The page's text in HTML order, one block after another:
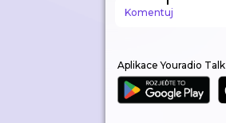
Komentuj
Aplikace Youradio Talk